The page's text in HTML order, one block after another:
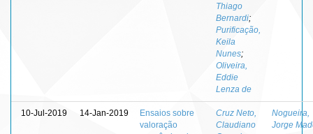
Thiago
Bernardi;
Purificação,
Keila
Nunes;
Oliveira,
Eddie
Lenza de
10-Jul-2019 14-Jan-2019
Ensaios sobre
valoração
Cruz Neto,
Claudiano
Nogueira,
Jorge